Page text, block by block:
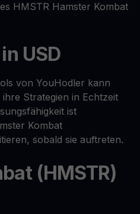
HMSTR Hamster Kombat
USD
von YouHodler kann
Strategien in Echtzeit
ist
Kombat
sobald sie auftreten.
(HMSTR)